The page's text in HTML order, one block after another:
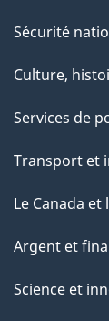
Sécurité
Culture,
Services de
Transport et
Le Canada et
Argent et
Science et